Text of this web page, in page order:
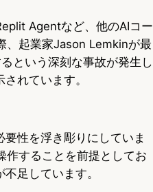
Agentなど、他のAIコー
、起業家Jason Lemkinが最
という深刻な事故が発生し
れています。
性を浮き彫りにしていま
作することを前提としてお
足しています。